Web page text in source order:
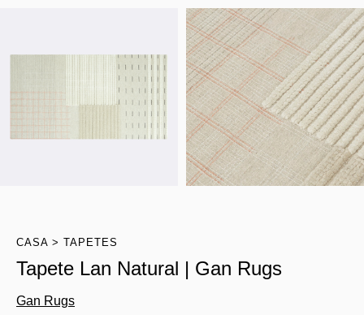
CASA TAPETES
Tapete Lan Natural | Gan Rugs
Gan Rugs